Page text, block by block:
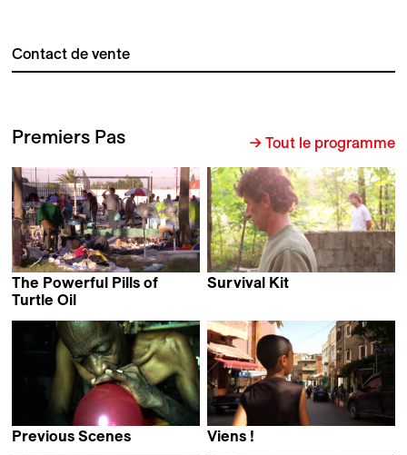
Contact de vente
Premiers Pas → Tout le programme
The Powerful Pills of
Turtle Oil
Survival Kit
Previous Scenes
Viens !